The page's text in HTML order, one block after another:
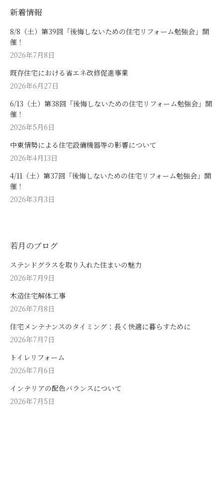
新着情報
8/8（土）第39回「後悔しないための住宅リフォーム勉強会」開
催！
2026年7月8日
既存住宅における省エネ改修促進事業
2026年6月27日
6/13（土）第38回「後悔しないための住宅リフォーム勉強会」開
催！
2026年5月6日
中東情勢による住宅設備機器等の影響について
2026年4月13日
4/11（土）第37回「後悔しないための住宅リフォーム勉強会」開
催！
2026年3月3日
若月のブログ
ステンドグラスを取り入れた住まいの魅力
2026年7月9日
木造住宅解体工事
2026年7月8日
住宅メンテナンスのタイミング：長く快適に暮らすために
2026年7月7日
トイレリフォーム
2026年7月6日
インテリアの配色バランスについて
2026年7月5日